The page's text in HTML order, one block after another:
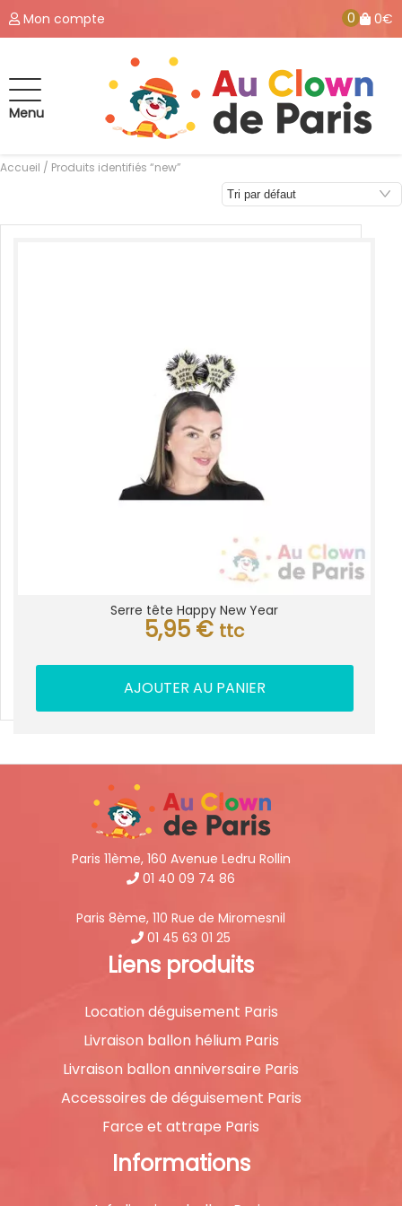
Mon compte 0 0€
Menu
Accueil / Produits identifiés “new”
Serre tête Happy New Year
5,95 € ttc
AJOUTER AU PANIER
Paris 11ème, 160 Avenue Ledru Rollin
01 40 09 74 86
Paris 8ème, 110 Rue de Miromesnil
01 45 63 01 25
Liens produits
Location déguisement Paris
Livraison ballon hélium Paris
Livraison ballon anniversaire Paris
Accessoires de déguisement Paris
Farce et attrape Paris
Informations